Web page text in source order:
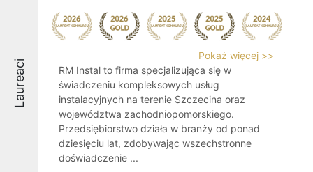
Laureaci
Pokaż więcej >>
RM Instal to firma specjalizująca się w
świadczeniu kompleksowych usług
instalacyjnych na terenie Szczecina oraz
województwa zachodniopomorskiego.
Przedsiębiorstwo działa w branży od ponad
dziesięciu lat, zdobywając wszechstronne
doświadczenie ...